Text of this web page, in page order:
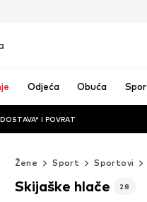
Odjeća Obuća
I POVRAT
Žene Sport Sportovi
Skijaške hlače 28